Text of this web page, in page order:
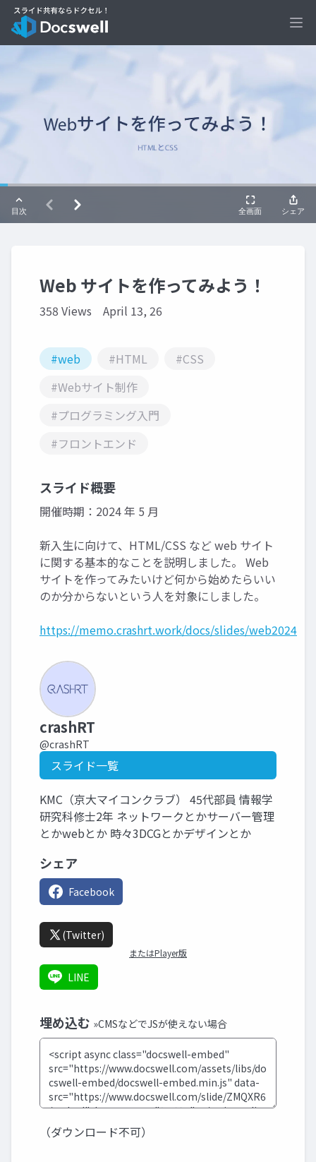
Web サイトを作ってみよう！
358 Views April 13, 26
#web #HTML
#CSS
#Webサイト制作
#プログラミング入門
#フロントエンド
スライド概要
開催時期：2024 年 5 月
新入生に向けて、HTML/CSS など web サイト
に関する基本的なことを説明しました。 Web
サイトを作ってみたいけど何から始めたらいい
のか分からないという人を対象にしました。
https://memo.crashrt.work/docs/slides/web2024
crashRT
@crashRT
スライド一覧
KMC（京大マイコンクラブ） 45代部員 情報学
研究科修士2年 ネットワークとかサーバー管理
とかwebとか 時々3DCGとかデザインとか
シェア
Facebook
(Twitter)
またはPlayer版
LINE
埋め込む »CMSなどでJSが使えない場合
（ダウンロード不可）